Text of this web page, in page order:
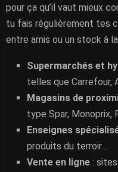
pour ça qu’il vaut mieux
tu fais régulièrement tes
entre amis ou un stock à
Supermarchés et
telles que Carrefour,
Magasins de
type Spar, Monoprix,
Enseignes
produits du terroir…
Vente en ligne :